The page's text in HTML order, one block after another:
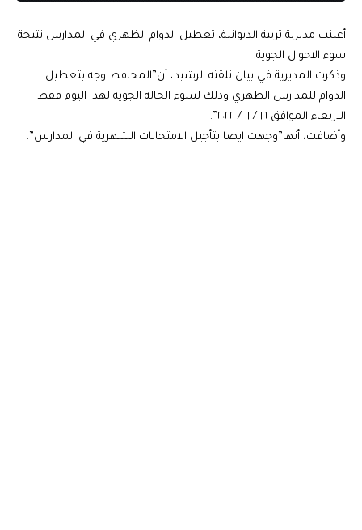
أعلنت مديرية تربية الديوانية، تعطيل الدوام الظهري في المدارس نتيجة
سوء الاحوال الجوية.
وذكرت المديرية في بيان تلقته الرشيد، أن”المحافظ وجه بتعطيل
الدوام للمدارس الظهري وذلك لسوء الحالة الجوية لهذا اليوم فقط
الاربعاء الموافق ١٦ / ١١ / ٢٠٢٢”.
وأضافت، أنها”وجهت ايضا بتأجيل الامتحانات الشهرية في المدارس”.